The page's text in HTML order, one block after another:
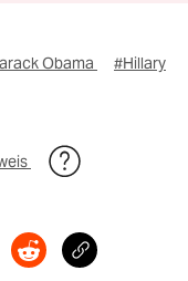
Obama
#Hillary